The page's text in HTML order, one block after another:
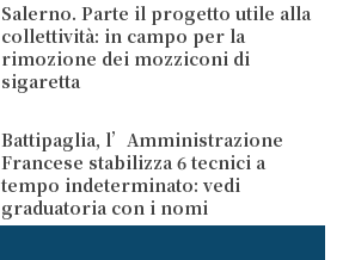
Salerno. Parte il progetto utile alla
collettività: in campo per la
rimozione dei mozziconi di
sigaretta
Battipaglia, l’Amministrazione
Francese stabilizza 6 tecnici a
tempo indeterminato: vedi
graduatoria con i nomi